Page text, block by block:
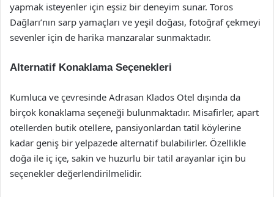
yapmak isteyenler için eşsiz bir deneyim sunar. Toros
Dağları’nın sarp yamaçları ve yeşil doğası, fotoğraf çekmeyi
sevenler için de harika manzaralar sunmaktadır.
Alternatif Konaklama Seçenekleri
Kumluca ve çevresinde Adrasan Klados Otel dışında da
birçok konaklama seçeneği bulunmaktadır. Misafirler, apart
otellerden butik otellere, pansiyonlardan tatil köylerine
kadar geniş bir yelpazede alternatif bulabilirler. Özellikle
doğa ile iç içe, sakin ve huzurlu bir tatil arayanlar için bu
seçenekler değerlendirilmelidir.